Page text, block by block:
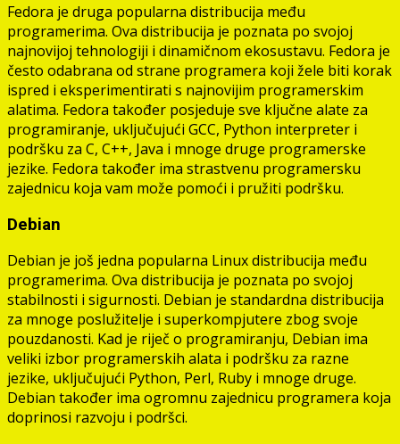
Fedora je druga popularna distribucija među
programerima. Ova distribucija je poznata po svojoj
najnovijoj tehnologiji i dinamičnom ekosustavu. Fedora je
često odabrana od strane programera koji žele biti korak
ispred i eksperimentirati s najnovijim programerskim
alatima. Fedora također posjeduje sve ključne alate za
programiranje, uključujući GCC, Python interpreter i
podršku za C, C++, Java i mnoge druge programerske
jezike. Fedora također ima strastvenu programersku
zajednicu koja vam može pomoći i pružiti podršku.
Debian
Debian je još jedna popularna Linux distribucija među
programerima. Ova distribucija je poznata po svojoj
stabilnosti i sigurnosti. Debian je standardna distribucija
za mnoge poslužitelje i superkompjutere zbog svoje
pouzdanosti. Kad je riječ o programiranju, Debian ima
veliki izbor programerskih alata i podršku za razne
jezike, uključujući Python, Perl, Ruby i mnoge druge.
Debian također ima ogromnu zajednicu programera koja
doprinosi razvoju i podršci.